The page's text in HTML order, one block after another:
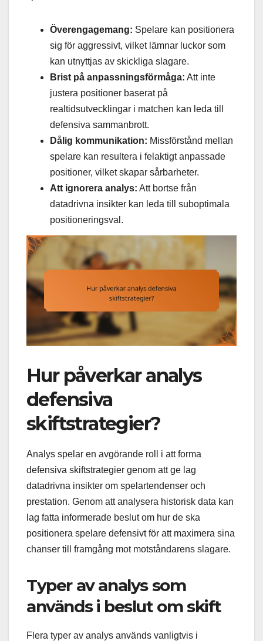
Överengagemang: Spelare kan positionera
sig för aggressivt, vilket lämnar luckor som
kan utnyttjas av skickliga slagare.
Brist på anpassningsförmåga: Att inte
justera positioner baserat på
realtidsutvecklingar i matchen kan leda till
defensiva sammanbrott.
Dålig kommunikation: Missförstånd mellan
spelare kan resultera i felaktigt anpassade
positioner, vilket skapar sårbarheter.
Att ignorera analys: Att bortse från
datadrivna insikter kan leda till suboptimala
positioneringsval.
Hur påverkar analys
defensiva
skiftstrategier?
Analys spelar en avgörande roll i att forma
defensiva skiftstrategier genom att ge lag
datadrivna insikter om spelartendenser och
prestation. Genom att analysera historisk data kan
lag fatta informerade beslut om hur de ska
positionera spelare defensivt för att maximera sina
chanser till framgång mot motståndarens slagare.
Typer av analys som
används i beslut om skift
Flera typer av analys används vanligtvis i